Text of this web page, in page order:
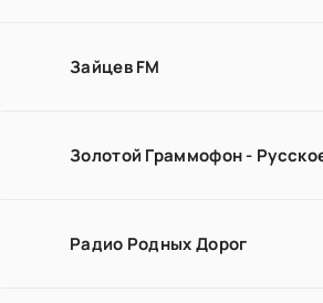
Зайцев FM
Золотой Граммофон -
Радио Родных Дорог